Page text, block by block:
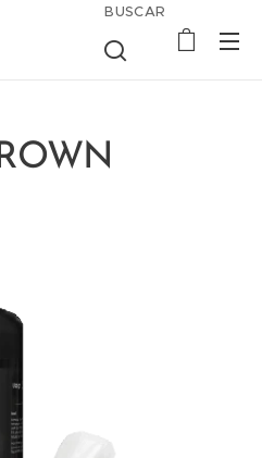
BUSCAR